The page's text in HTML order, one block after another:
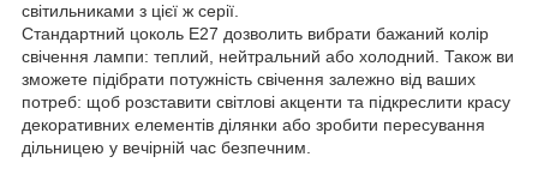
світильниками з цієї ж серії.
Стандартний цоколь Е27 дозволить вибрати бажаний колір
свічення лампи: теплий, нейтральний або холодний. Також ви
зможете підібрати потужність свічення залежно від ваших
потреб: щоб розставити світлові акценти та підкреслити красу
декоративних елементів ділянки або зробити пересування
дільницею у вечірній час безпечним.